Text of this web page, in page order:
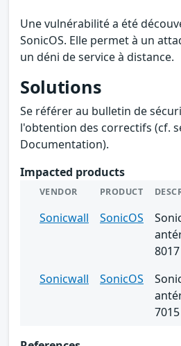
Une vulnérabilité a été
SonicOS. Elle permet à un
un déni de service à distance.
Solutions
Se référer au bulletin de
l'obtention des correctifs (cf.
Documentation).
Impacted products
VENDOR PRODUCT
Sonicwall SonicOS
8017
Sonicwall
SonicOS
7015